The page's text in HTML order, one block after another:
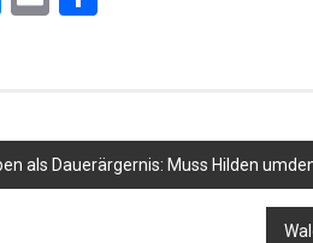
als Dauerärgernis: Muss Hilden